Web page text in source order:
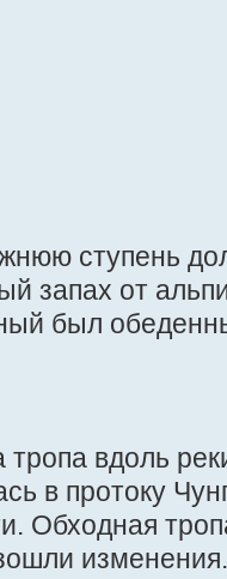
ступень
запах от
был
вдоль
в протоку
Обходная